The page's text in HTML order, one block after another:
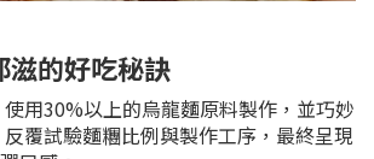
滋的好吃秘訣
使用30%以上的烏龍麵原料製作，並巧妙
覆試驗麵糰比例與製作工序，最終呈現